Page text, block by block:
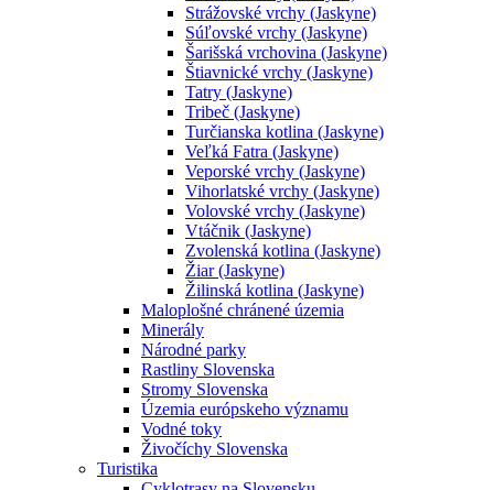
Strážovské vrchy (Jaskyne)
Súľovské vrchy (Jaskyne)
Šarišská vrchovina (Jaskyne)
Štiavnické vrchy (Jaskyne)
Tatry (Jaskyne)
Tribeč (Jaskyne)
Turčianska kotlina (Jaskyne)
Veľká Fatra (Jaskyne)
Veporské vrchy (Jaskyne)
Vihorlatské vrchy (Jaskyne)
Volovské vrchy (Jaskyne)
Vtáčnik (Jaskyne)
Zvolenská kotlina (Jaskyne)
Žiar (Jaskyne)
Žilinská kotlina (Jaskyne)
Maloplošné chránené územia
Minerály
Národné parky
Rastliny Slovenska
Stromy Slovenska
Územia európskeho významu
Vodné toky
Živočíchy Slovenska
Turistika